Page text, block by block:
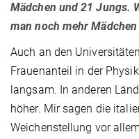
Mädchen und 21 Jungs.
man noch mehr
Auch an den
Frauenanteil in der
langsam. In anderen
höher. Mir sagen die
Weichenstellung vor